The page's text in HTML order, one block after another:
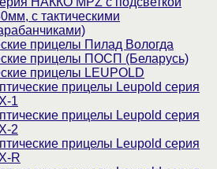
c тактическими
прицелы Пилад Вологда
прицелы ПОСП (Беларусь)
прицелы LEUPOLD
прицелы Leupold серия
1
прицелы Leupold серия
2
прицелы Leupold серия
R